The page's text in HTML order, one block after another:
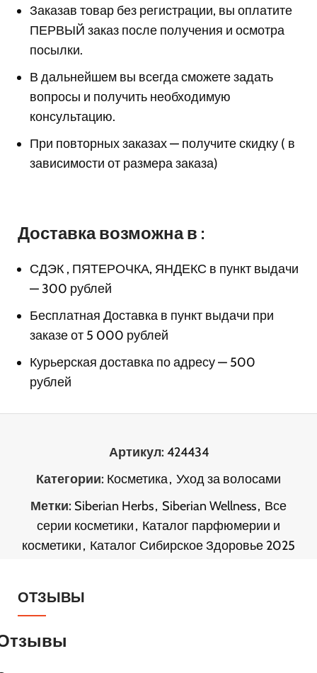
Заказав товар без регистрации, вы оплатите
ПЕРВЫЙ заказ после получения и осмотра
посылки.
В дальнейшем вы всегда сможете задать
вопросы и получить необходимую
консультацию.
При повторных заказах — получите скидку ( в
зависимости от размера заказа)
Доставка возможна в :
СДЭК , ПЯТЕРОЧКА, ЯНДЕКС в пункт выдачи
— 300 рублей
Бесплатная Доставка в пункт выдачи при
заказе от 5 000 рублей
Курьерская доставка по адресу — 500
рублей
Артикул: 424434
Категории: Косметика, Уход за волосами
Метки: Siberian Herbs, Siberian Wellness, Все
серии косметики, Каталог парфюмерии и
косметики, Каталог Сибирское Здоровье 2025
ОТЗЫВЫ